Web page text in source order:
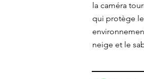
la caméra
qui protège
neige et le